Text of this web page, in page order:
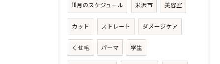
10月のスケジュール 米沢市 美容室
カット ストレート ダメージケア
くせ毛 パーマ 学生